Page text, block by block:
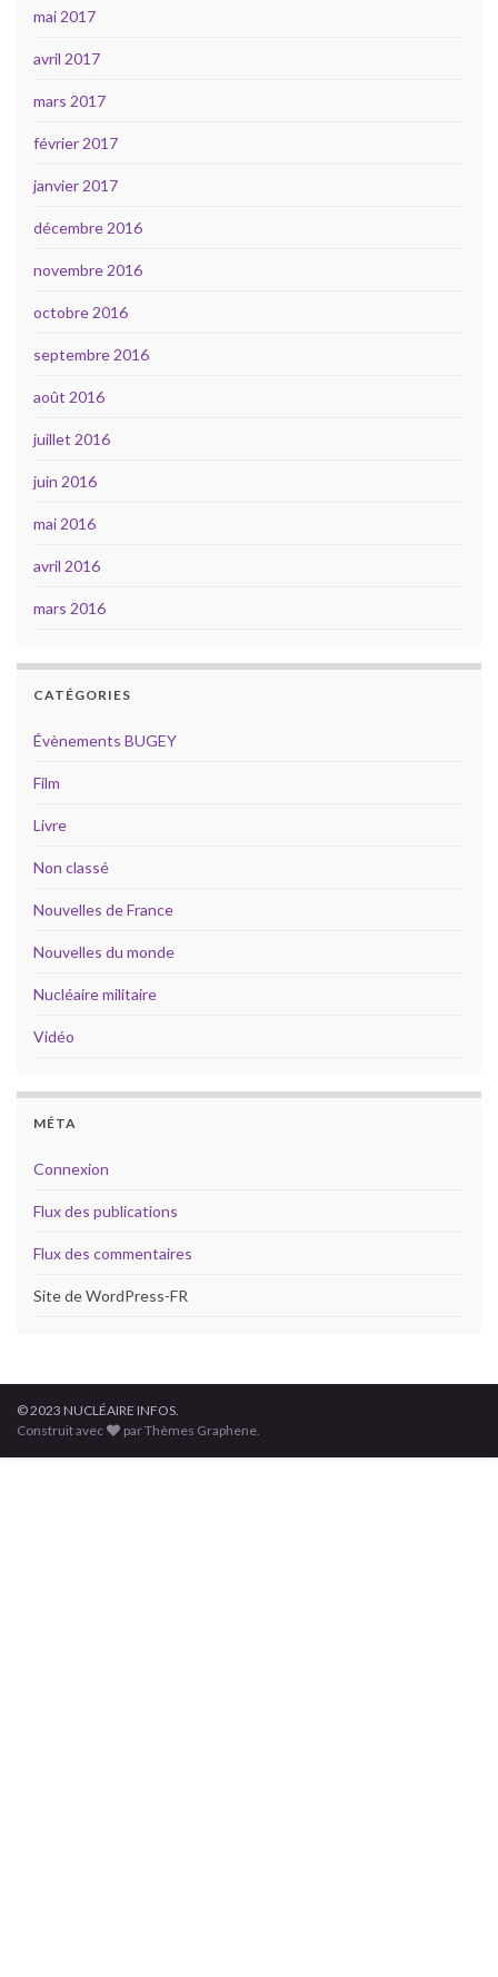
mai 2017
avril 2017
mars 2017
février 2017
janvier 2017
décembre 2016
novembre 2016
octobre 2016
septembre 2016
août 2016
juillet 2016
juin 2016
mai 2016
avril 2016
mars 2016
CATÉGORIES
Évènements BUGEY
Film
Livre
Non classé
Nouvelles de France
Nouvelles du monde
Nucléaire militaire
Vidéo
MÉTA
Connexion
Flux des publications
Flux des commentaires
Site de WordPress-FR
© 2023 NUCLÉAIRE INFOS.
Construit avec
par Thèmes Graphene.